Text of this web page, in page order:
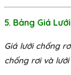
5. Bảng Giá
Giá lưới chống
chống rơi và